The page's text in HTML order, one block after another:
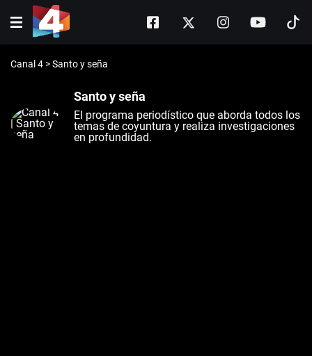
Canal 4 >Santo y seña
Santo y seña
El programa periodístico que aborda todos los
temas de coyuntura y realiza investigaciones
en profundidad.